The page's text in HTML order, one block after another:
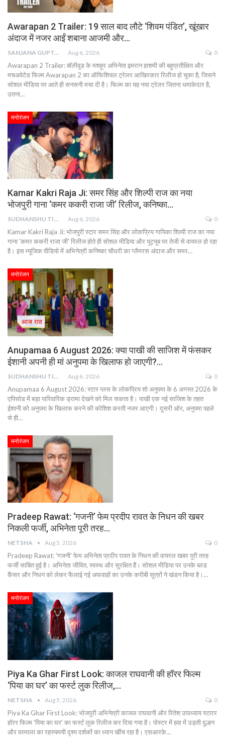
Awarapan 2 Trailer: 19 साल बाद लौटे ‘शिवम पंडित’, खूंखार
अंदाज में नजर आईं शबाना आजमी और…
SANJANA GUPTA Aug 6, 2026 0
Awarapan 2 Trailer: बॉलीवुड के मशहूर अभिनेता इमरान हाशमी की बहुप्रतीक्षित और
मचअवेटेड फिल्म Awarapan 2 का ऑफिशियल ट्रेलर आखिरकार रिलीज हो चुका है, जिसने
सोशल मीडिया पर आते ही सनसनी मचा दी है। फिल्म का यह नया ट्रेलर जितना धमाकेदार है,
उतना…
मनोरंजन
Kamar Kakri Raja Ji: समर सिंह और शिल्पी राज का नया
भोजपुरी गाना ‘कमर ककरी राजा जी’ रिलीज, कनिष्का…
SUDHANSHU TIWARI Aug 6, 2026 0
Kamar Kakri Raja Ji: भोजपुरी स्टार समर सिंह और लोकप्रिय गायिका शिल्पी राज का नया
गाना 'कमर ककरी राजा जी' रिलीज होते ही सोशल मीडिया और यूट्यूब पर तेजी से वायरल हो रहा
है। इस म्यूजिक वीडियो में अभिनेत्री कनिष्का चौधरी का ग्लैमरस अंदाज और समर…
मनोरंजन
Anupamaa 6 August 2026: क्या पाखी की साजिश में फंसकर
ईशानी अपनी ही मां अनुपमा के खिलाफ हो जाएगी?…
SUDHANSHU TIWARI Aug 6, 2026 0
Anupamaa 6 August 2026: स्टार प्लस के लोकप्रिय शो अनुपमा के 6 अगस्त 2026 के
एपिसोड में बड़ा पारिवारिक ड्रामा देखने को मिल सकता है। पाखी एक नई साजिश के तहत
ईशानी को अनुपमा के खिलाफ करने की कोशिश करती नजर आएगी। दूसरी ओर, अनुपमा पहले
से ही…
मनोरंजन
Pradeep Rawat: ‘गजनी’ फेम प्रदीप रावत के निधन की खबर
निकली फर्जी, अभिनेता पूरी तरह…
NETSHA Aug 5, 2026 0
Pradeep Rawat: 'गजनी' फेम अभिनेता प्रदीप रावत के निधन की वायरल खबर पूरी तरह
फर्जी साबित हुई है। अभिनेता जीवित, स्वस्थ और सुरक्षित हैं। सोशल मीडिया पर उनके ब्लड
कैंसर और निधन को लेकर फैलाई गई अफवाहों का उनके करीबी सूत्रों ने खंडन किया है।…
मनोरंजन
Piya Ka Ghar First Look: काजल राघवानी की हॉरर फिल्म
‘पिया का घर’ का फर्स्ट लुक रिलीज,…
NETSHA Aug 5, 2026 0
Piya Ka Ghar First Look: भोजपुरी अभिनेत्री काजल राघवानी और रितेश उपाध्याय स्टारर
हॉरर फिल्म 'पिया का घर' का फर्स्ट लुक रिलीज कर दिया गया है। पोस्टर में हवा में उड़ती दुल्हन
और वरमाला का रहस्यमयी दृश्य दर्शकों का ध्यान खींच रहा है। एसआरके…